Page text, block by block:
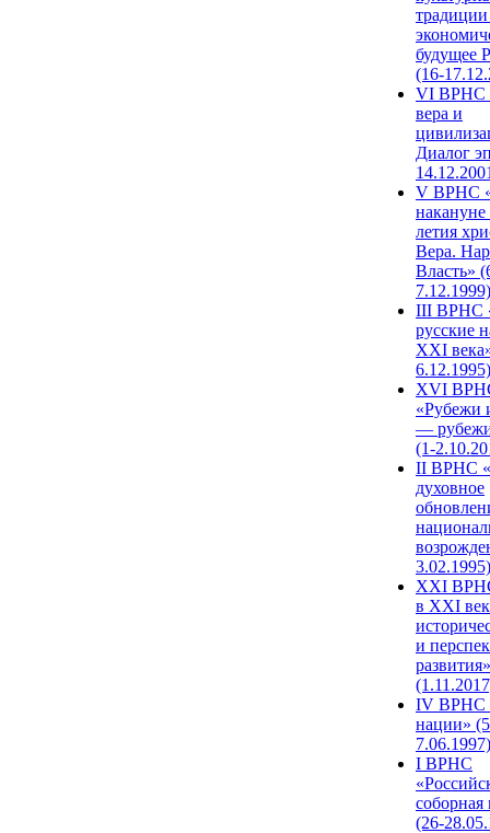
будущее
(16-
VI ВРНС
вера и
Диалог
V ВРНС
накануне
летия
Вера.
Власть»
7.12.1999)
III ВРНС
русские
XXI
6.12.1995)
XVI
«Рубежи
—
(1-
II ВРНС
духовное
3.02.1995)
XХI
в XXI
и
развития»
IV ВРНС
нации»
7.06.1997)
I ВРНС
(26-